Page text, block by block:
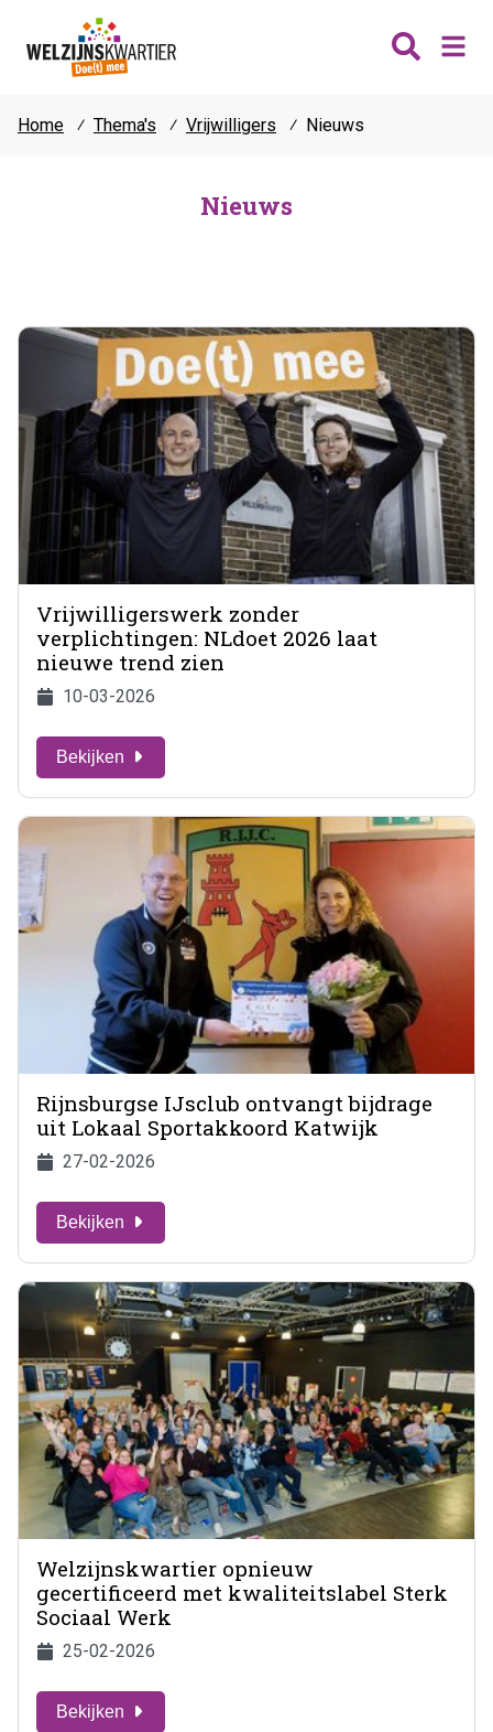
Hillegom
Lisse
Teylingen
Jongeren
Vrijwilligers
Fit & vitaal
Mantelzorg
Verhuur
Home ⁄ Thema's ⁄ Vrijwilligers ⁄ Nieuws
Nieuws
Vrijwilligerswerk zonder
verplichtingen: NLdoet 2026 laat
nieuwe trend zien
10-03-2026
Bekijken
Rijnsburgse IJsclub ontvangt bijdrage
uit Lokaal Sportakkoord Katwijk
27-02-2026
Bekijken
Welzijnskwartier opnieuw
gecertificeerd met kwaliteitslabel Sterk
Sociaal Werk
25-02-2026
Bekijken